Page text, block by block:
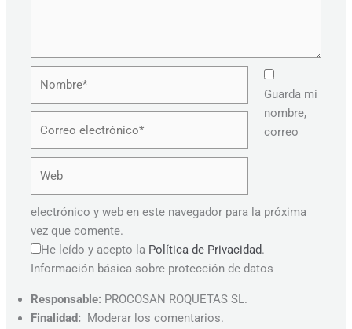
Guarda mi
nombre,
correo
electrónico y web en este navegador para la próxima
vez que comente.
He leído y acepto la Política de Privacidad.
Información básica sobre protección de datos
Responsable: PROCOSAN ROQUETAS SL.
Finalidad: Moderar los comentarios.